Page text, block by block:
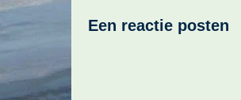
Een reactie posten